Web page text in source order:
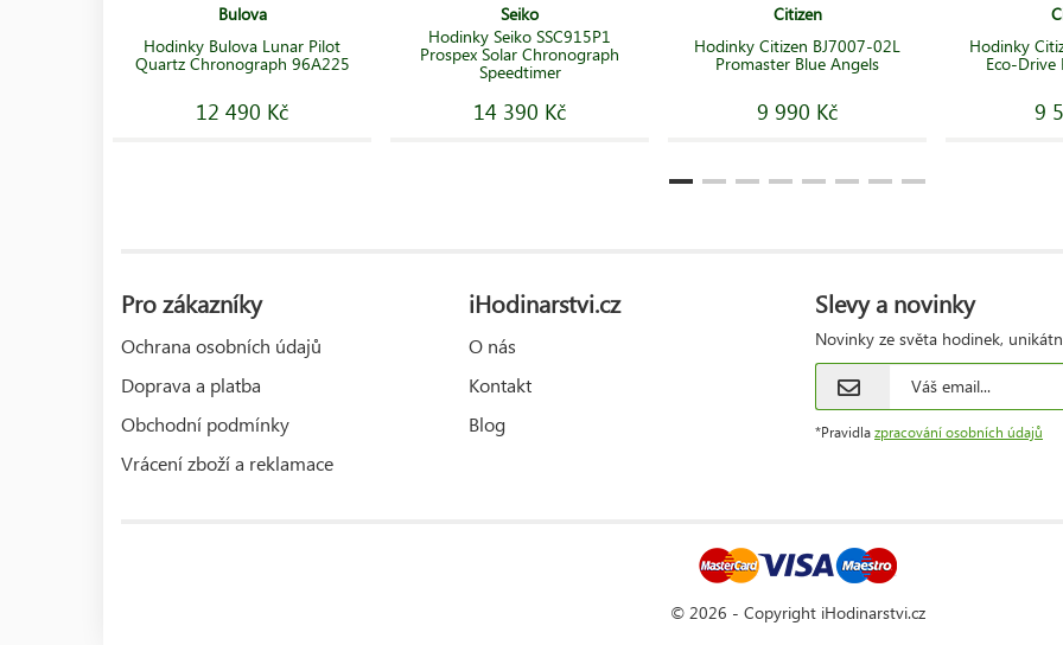
Bulova
Hodinky Bulova Lunar Pilot
Quartz Chronograph 96A225
12 490 Kč
Seiko
Hodinky Seiko SSC915P1
Prospex Solar Chronograph
Speedtimer
14 390 Kč
Citizen
Hodinky Citizen BJ7007-02L
Promaster Blue Angels
9 990 Kč
Hodinky
Eco-Drive
9
Pro zákazníky
Ochrana osobních údajů
Doprava a platba
Obchodní podmínky
Vrácení zboží a reklamace
iHodinarstvi.cz
O nás
Kontakt
Blog
Slevy a novinky
Novinky ze světa hodinek,
*Pravidla zpracování osobních údajů
© 2026 - Copyright iHodinarstvi.cz